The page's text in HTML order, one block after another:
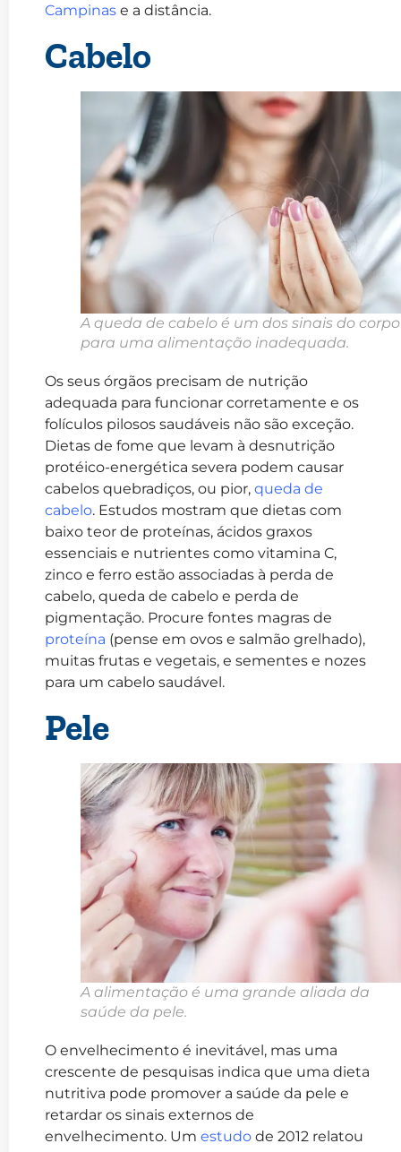
Campinas e a distância.
Cabelo
A queda de cabelo é um dos sinais do corpo
para uma alimentação inadequada.
Os seus órgãos precisam de nutrição
adequada para funcionar corretamente e os
folículos pilosos saudáveis não são exceção.
Dietas de fome que levam à desnutrição
protéico-energética severa podem causar
cabelos quebradiços, ou pior, queda de
cabelo. Estudos mostram que dietas com
baixo teor de proteínas, ácidos graxos
essenciais e nutrientes como vitamina C,
zinco e ferro estão associadas à perda de
cabelo, queda de cabelo e perda de
pigmentação. Procure fontes magras de
proteína (pense em ovos e salmão grelhado),
muitas frutas e vegetais, e sementes e nozes
para um cabelo saudável.
Pele
A alimentação é uma grande aliada da
saúde da pele.
O envelhecimento é inevitável, mas uma
crescente de pesquisas indica que uma dieta
nutritiva pode promover a saúde da pele e
retardar os sinais externos de
envelhecimento. Um estudo de 2012 relatou